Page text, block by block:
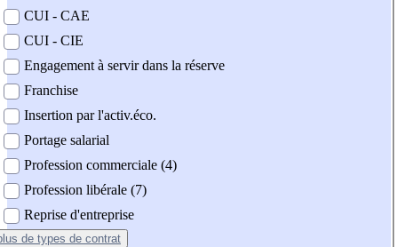
CUI - CAE
CUI - CIE
Engagement à servir dans la réserve
Franchise
Insertion par l'activ.éco.
Portage salarial
Profession commerciale (4)
Profession libérale (7)
Reprise d'entreprise
de types de contrat